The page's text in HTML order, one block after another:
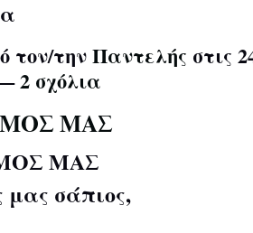
τον/τηνΠαντελής στις
2 σχόλια
ΜΑΣ
ΜΑΣ
μας σάπιος,